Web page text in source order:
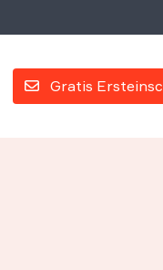
Gratis